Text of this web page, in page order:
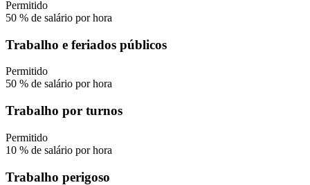
Permitido
50 % de salário por hora
Trabalho e feriados públicos
Permitido
50 % de salário por hora
Trabalho por turnos
Permitido
10 % de salário por hora
Trabalho perigoso